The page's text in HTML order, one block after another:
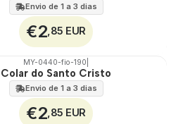
Envio de 1 a 3 dias
€2 ,85 EUR
MY-0440-fio-190
Colar do Santo Cristo
Envio de 1 a 3 dias
€2 ,85 EUR